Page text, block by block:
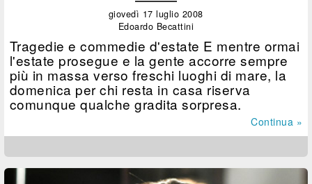
giovedì 17 luglio 2008
Edoardo Becattini
Tragedie e commedie d'estate E mentre ormai
l'estate prosegue e la gente accorre sempre
più in massa verso freschi luoghi di mare, la
domenica per chi resta in casa riserva
comunque qualche gradita sorpresa.
Continua »